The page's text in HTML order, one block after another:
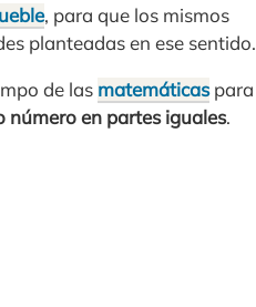
, para que los mismos
planteadas en ese sentido.
de las matemáticaspara
número en partes iguales.